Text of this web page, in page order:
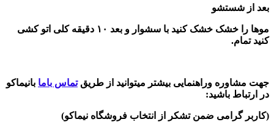
بعد از شستشو
موها را خشک خشک کنید با سشوار و بعد ۱۰ دقیقه کلی اتو کشی
کنید تمام.
جهت مشاوره وراهنمایی بیشتر میتوانید از طریقتماس باما بانیماکو
در ارتباط باشید:
(کاربر گرامی ضمن تشکر از انتخاب فروشگاه نیماکو)